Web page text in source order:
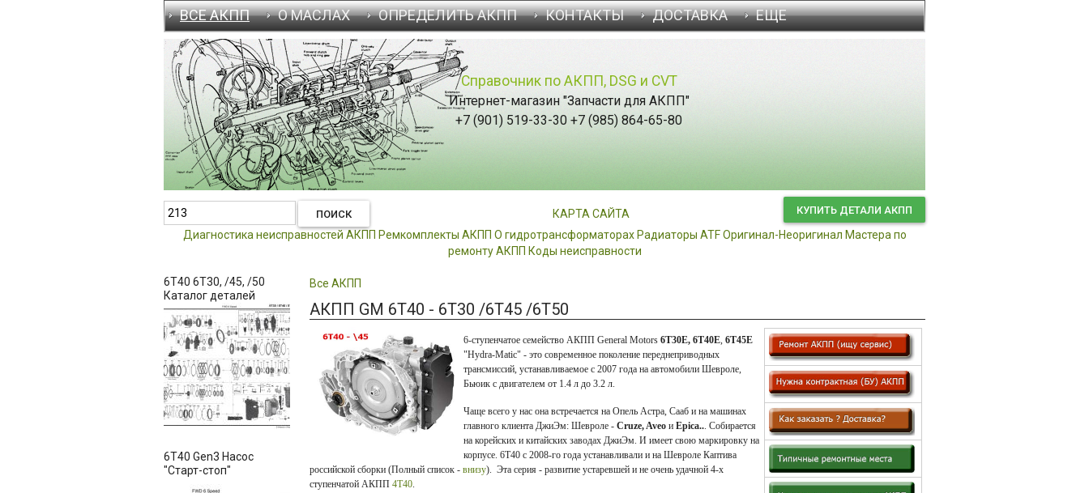
ВСЕ АКПП О МАСЛАХ ОПРЕДЕЛИТЬ АКПП КОНТАКТЫ ДОСТАВКА ЕЩЕ
Справочник по АКПП, DSG и CVT
Интернет-магазин "Запчасти для АКПП"
+7 (901) 519-33-30 +7 (985) 864-65-80
КАРТА САЙТА КУПИТЬ ДЕТАЛИ АКПП
Диагностика неисправностей АКПП Ремкомплекты АКПП О гидротрансформаторах Радиаторы ATF Оригинал-Неоригинал Мастера по
ремонту АКПП Коды неисправности
6T40 6T30, /45, /50
Каталог деталей
6T40 Gen3 Насос
"Старт-стоп"
Все АКПП
АКПП GM 6T40 - 6T30 /6T45 /6T50
6-ступенчатое семейство АКПП General Motors 6T30E, 6T40E, 6T45E
"Hydra-Matic" - это современное поколение переднеприводных
трансмиссий, устанавливаемое с 2007 года на автомобили Шевроле,
Бьюик с двигателем от 1.4 л до 3.2 л.
Чаще всего у нас она встречается на Опель Астра, Сааб и на машинах
главного клиента ДжиЭм: Шевроле - Cruze, Aveo и Epica... Собирается
на корейских и китайских заводах ДжиЭм. И имеет свою маркировку на
корпусе. 6T40 с 2008-го года устанавливали и на Шевроле Каптива
российской сборки (Полный список - внизу). Эта серия - развитие устаревшей и не очень удачной 4-х
ступенчатой АКПП 4Т40.